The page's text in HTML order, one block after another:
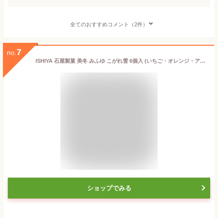
全てのおすすめコメント（2件）
no. 7
ISHIYA 石屋製菓 美冬 みふゆ こがれ雪 6個入 (いちご・オレンジ・アップル) ギフト プチギフト 北海道 お土産 ちょっとしたお礼 個包装 札幌 スイーツ 退職 転勤 お礼 お返しギフト 北海道限定 オンライン お返し 北海道 お菓子 ばらまき プレゼント お中元 お歳暮
ショップでみる